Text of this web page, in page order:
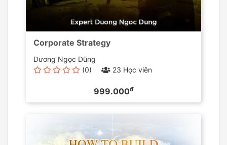
Corporate Strategy
Dương Ngọc Dũng
(0)
23 Học viên
999.000đ